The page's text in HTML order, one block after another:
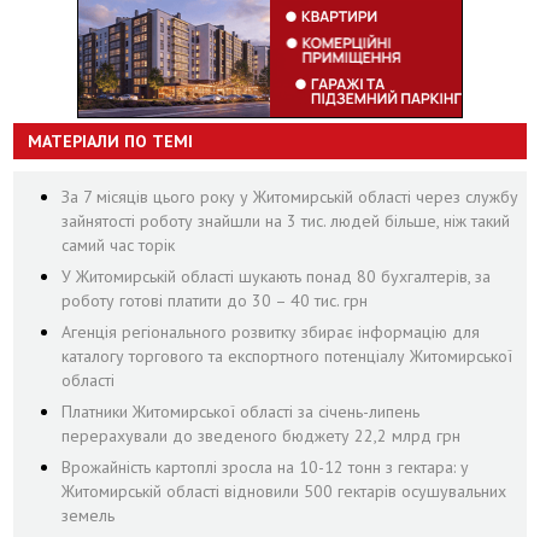
МАТЕРІАЛИ ПО ТЕМІ
За 7 місяців цього року у Житомирській області через службу
зайнятості роботу знайшли на 3 тис. людей більше, ніж такий
самий час торік
У Житомирській області шукають понад 80 бухгалтерів, за
роботу готові платити до 30 – 40 тис. грн
Агенція регіонального розвитку збирає інформацію для
каталогу торгового та експортного потенціалу Житомирської
області
Платники Житомирської області за січень-липень
перерахували до зведеного бюджету 22,2 млрд грн
Врожайність картоплі зросла на 10-12 тонн з гектара: у
Житомирській області відновили 500 гектарів осушувальних
земель